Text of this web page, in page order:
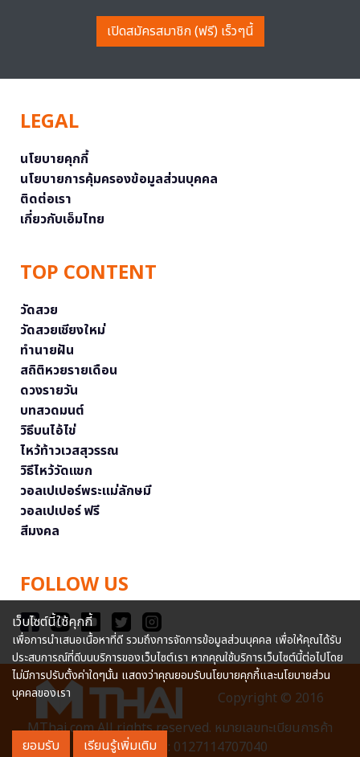
เปิดสมัครสมาชิก (ฟรี) เร็วๆนี้
LEGAL
นโยบายคุกกี้
นโยบายการคุ้มครองข้อมูลส่วนบุคคล
ติดต่อเรา
เกี่ยวกับเอ็มไทย
TOP CONTENT
วัดสวย
วัดสวยเชียงใหม่
ทำนายฝัน
สถิติหวยรายเดือน
ดวงรายวัน
บทสวดมนต์
วิธีบนไอ้ไข่
ไหว้ท้าวเวสสุวรรณ
วิธีไหว้วัดแขก
วอลเปเปอร์พระแม่ลักษมี
วอลเปเปอร์ ฟรี
สีมงคล
FOLLOW US
Copyright © 2016
MThai.com All rights reserved. หมายเลขทะเบียนการค้า
อิเล็กทรอนิกส์ : 0127114707040
เว็บไซต์นี้ใช้คุกกี้
เพื่อการนำเสนอเนื้อหาที่ดี รวมถึงการจัดการข้อมูลส่วนบุคคล เพื่อให้คุณได้รับ
ประสบการณ์ที่ดีบนบริการของเว็บไซต์เรา หากคุณใช้บริการเว็บไซต์นี้ต่อไปโดย
ไม่มีการปรับตั้งค่าใดๆนั้น แสดงว่าคุณยอมรับนโยบายคุกกี้และนโยบายส่วน
บุคคลของเรา
ยอมรับ เรียนรู้เพิ่มเติม